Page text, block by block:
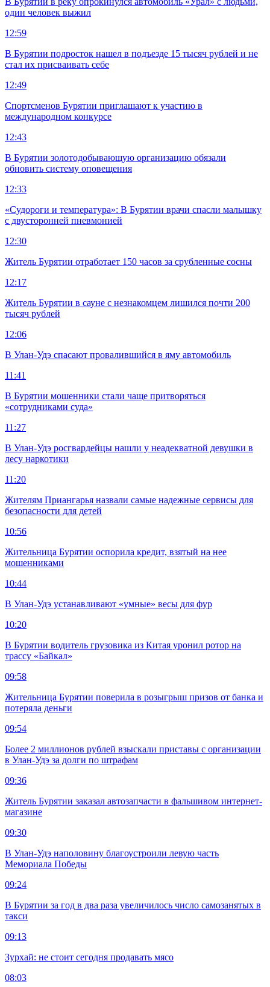
один человек выжил
12:59
В Бурятии подросток нашел в подъезде 15 тысяч рублей и не
стал их присваивать себе
12:49
Спортсменов Бурятии приглашают к участию в
международном конкурсе
12:43
В Бурятии золотодобывающую организацию обязали
обновить систему оповещения
12:33
«Судороги и температура»: В Бурятии врачи спасли малышку
с двусторонней пневмонией
12:30
Житель Бурятии отработает 150 часов за срубленные сосны
12:17
Житель Бурятии в сауне с незнакомцем лишился почти 200
тысяч рублей
12:06
В Улан-Удэ спасают провалившийся в яму автомобиль
11:41
В Бурятии мошенники стали чаще притворяться
«сотрудниками суда»
11:27
В Улан-Удэ росгвардейцы нашли у неадекватной девушки в
лесу наркотики
11:20
Жителям Приангарья назвали самые надежные сервисы для
безопасности для детей
10:56
Жительница Бурятии оспорила кредит, взятый на нее
мошенниками
10:44
В Улан-Удэ устанавливают «умные» весы для фур
10:20
В Бурятии водитель грузовика из Китая уронил ротор на
трассу «Байкал»
09:58
Жительница Бурятии поверила в розыгрыш призов от банка и
потеряла деньги
09:54
Более 2 миллионов рублей взыскали приставы с организации
в Улан-Удэ за долги по штрафам
09:36
Житель Бурятии заказал автозапчасти в фальшивом интернет-
магазине
09:30
В Улан-Удэ наполовину благоустроили левую часть
Мемориала Победы
09:24
В Бурятии за год в два раза увеличилось число самозанятых в
такси
09:13
Зурхай: не стоит сегодня продавать мясо
08:03